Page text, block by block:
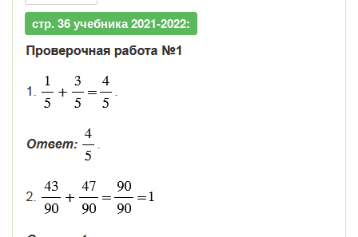
стр. 36 учебника 2021-2022: